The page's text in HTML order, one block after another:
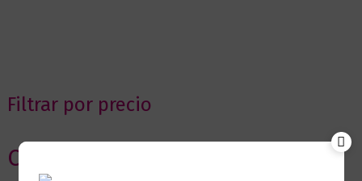
Filtrar por precio
Categorias